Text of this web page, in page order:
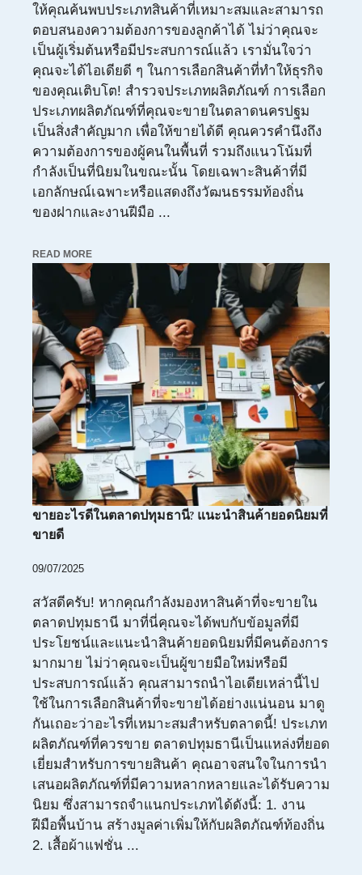
ให้คุณค้นพบประเภทสินค้าที่เหมาะสมและสามารถ
ตอบสนองความต้องการของลูกค้าได้ ไม่ว่าคุณจะ
เป็นผู้เริ่มต้นหรือมีประสบการณ์แล้ว เรามั่นใจว่า
คุณจะได้ไอเดียดี ๆ ในการเลือกสินค้าที่ทำให้ธุรกิจ
ของคุณเติบโต! สำรวจประเภทผลิตภัณฑ์ การเลือก
ประเภทผลิตภัณฑ์ที่คุณจะขายในตลาดนครปฐม
เป็นสิ่งสำคัญมาก เพื่อให้ขายได้ดี คุณควรคำนึงถึง
ความต้องการของผู้คนในพื้นที่ รวมถึงแนวโน้มที่
กำลังเป็นที่นิยมในขณะนั้น โดยเฉพาะสินค้าที่มี
เอกลักษณ์เฉพาะหรือแสดงถึงวัฒนธรรมท้องถิ่น
ของฝากและงานฝีมือ ...
READ MORE
ขายอะไรดีในตลาดปทุมธานี? แนะนำสินค้ายอดนิยมที่
ขายดี
09/07/2025
สวัสดีครับ! หากคุณกำลังมองหาสินค้าที่จะขายใน
ตลาดปทุมธานี มาที่นี่คุณจะได้พบกับข้อมูลที่มี
ประโยชน์และแนะนำสินค้ายอดนิยมที่มีคนต้องการ
มากมาย ไม่ว่าคุณจะเป็นผู้ขายมือใหม่หรือมี
ประสบการณ์แล้ว คุณสามารถนำไอเดียเหล่านี้ไป
ใช้ในการเลือกสินค้าที่จะขายได้อย่างแน่นอน มาดู
กันเถอะว่าอะไรที่เหมาะสมสำหรับตลาดนี้! ประเภท
ผลิตภัณฑ์ที่ควรขาย ตลาดปทุมธานีเป็นแหล่งที่ยอด
เยี่ยมสำหรับการขายสินค้า คุณอาจสนใจในการนำ
เสนอผลิตภัณฑ์ที่มีความหลากหลายและได้รับความ
นิยม ซึ่งสามารถจำแนกประเภทได้ดังนี้: 1. งาน
ฝีมือพื้นบ้าน สร้างมูลค่าเพิ่มให้กับผลิตภัณฑ์ท้องถิ่น
2. เสื้อผ้าแฟชั่น ...